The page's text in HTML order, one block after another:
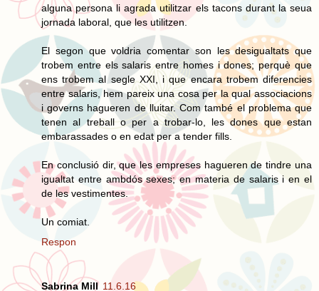
alguna persona li agrada utilitzar els tacons durant la seua
jornada laboral, que les utilitzen.
El segon que voldria comentar son les desigualtats que
trobem entre els salaris entre homes i dones; perquè que
ens trobem al segle XXI, i que encara trobem diferencies
entre salaris, hem pareix una cosa per la qual associacions
i governs hagueren de lluitar. Com també el problema que
tenen al treball o per a trobar-lo, les dones que estan
embarassades o en edat per a tender fills.
En conclusió dir, que les empreses hagueren de tindre una
igualtat entre ambdós sexes; en materia de salaris i en el
de les vestimentes.
Un comiat.
Respon
Sabrina Mill 11.6.16